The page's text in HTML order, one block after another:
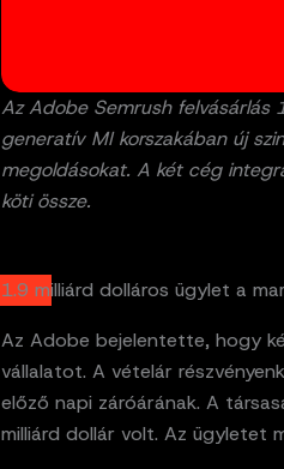
Az Adobe Semrush felvásárlás
generatív MI korszakában új
megoldásokat. A két cég
köti össze.
1.9 milliárd dolláros ügylet a
Az Adobe bejelentette, hogy
vállalatot. A vételár
előző napi záróárának. A
milliárd dollár volt. Az ügyletet